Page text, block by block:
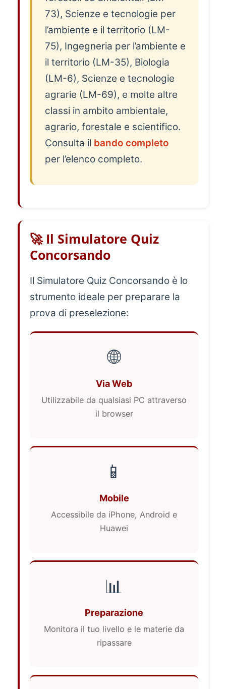
73), Scienze e tecnologie per
l’ambiente e il territorio (LM-
75), Ingegneria per l’ambiente e
il territorio (LM-35), Biologia
(LM-6), Scienze e tecnologie
agrarie (LM-69), e molte altre
classi in ambito ambientale,
agrario, forestale e scientifico.
Consulta il bando completo
per l’elenco completo.
🚀 Il Simulatore Quiz
Concorsando
Il Simulatore Quiz Concorsando è lo
strumento ideale per preparare la
prova di preselezione:
🌐
Via Web
Utilizzabile da qualsiasi PC attraverso
il browser
📱
Mobile
Accessibile da iPhone, Android e
Huawei
📊
Preparazione
Monitora il tuo livello e le materie da
ripassare